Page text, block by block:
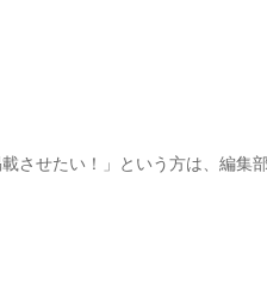
させたい！」という方は、編集